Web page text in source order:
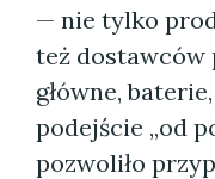
— nie tylko
też dostawców
główne,
podejście „od
pozwoliło